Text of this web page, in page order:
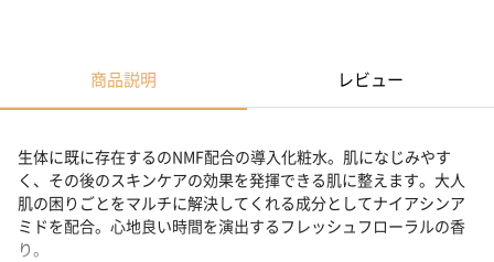
商品説明 レビュー
生体に既に存在するのNMF配合の導入化粧水。肌になじみやす
く、その後のスキンケアの効果を発揮できる肌に整えます。大人
肌の困りごとをマルチに解決してくれる成分としてナイアシンア
ミドを配合。心地良い時間を演出するフレッシュフローラルの香
り。